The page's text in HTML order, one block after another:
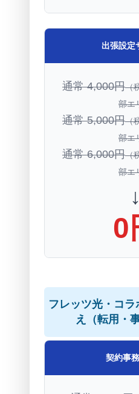
出張設定
通常 4,000円（
部エ
通常 5,000円（
部エ
通常 6,000円（
部エ
↓
0
フレッツ光・コ
え（転用・
契約事